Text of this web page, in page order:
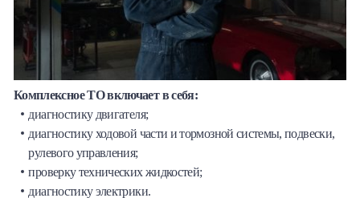
Комплексное ТО включает в себя:
диагностику двигателя;
диагностику ходовой части и тормозной системы, подвески,
рулевого управления;
проверку технических жидкостей;
диагностику электрики.